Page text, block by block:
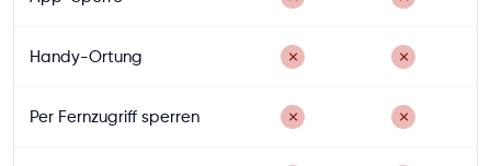
Handy-Ortung ✗ ✗
Per Fernzugriff sperren ✗ ✗